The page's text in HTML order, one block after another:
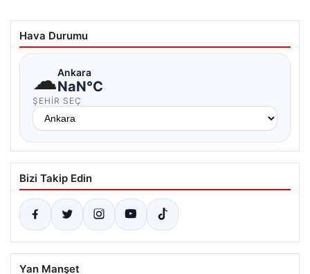
Hava Durumu
☁Ankara
NaN°C
ŞEHIR SEÇ
Bizi Takip Edin
Yan Manşet